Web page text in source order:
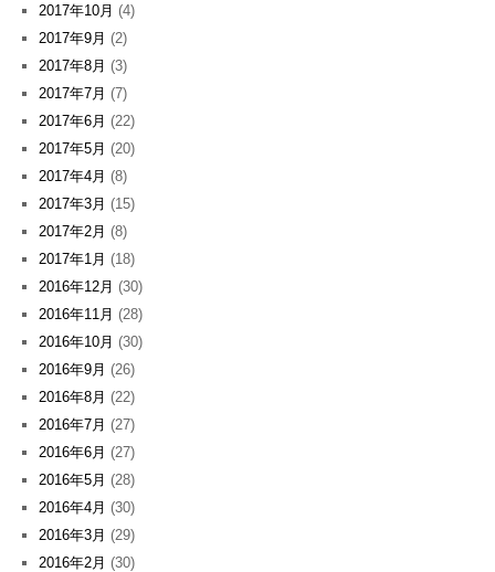
2017年10月 (4)
2017年9月 (2)
2017年8月 (3)
2017年7月 (7)
2017年6月 (22)
2017年5月 (20)
2017年4月 (8)
2017年3月 (15)
2017年2月 (8)
2017年1月 (18)
2016年12月 (30)
2016年11月 (28)
2016年10月 (30)
2016年9月 (26)
2016年8月 (22)
2016年7月 (27)
2016年6月 (27)
2016年5月 (28)
2016年4月 (30)
2016年3月 (29)
2016年2月 (30)